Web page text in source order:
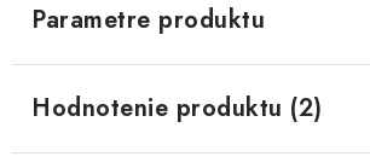
Parametre produktu
Hodnotenie produktu (2)